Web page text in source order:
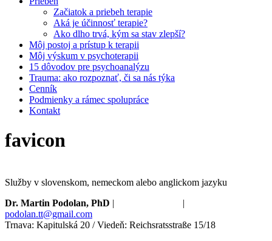
Začiatok a priebeh terapie
Aká je účinnosť terapie?
Ako dlho trvá, kým sa stav zlepší?
Môj postoj a prístup k terapii
Môj výskum v psychoterapii
15 dôvodov pre psychoanalýzu
Trauma: ako rozpoznať, či sa nás týka
Cenník
Podmienky a rámec spolupráce
Kontakt
favicon
Služby v slovenskom, nemeckom alebo anglickom jazyku
Dr. Martin Podolan, PhD |
|
podolan.tt@gmail.com
Trnava: Kapitulská 20 / Viedeň: Reichsratsstraße 15/18